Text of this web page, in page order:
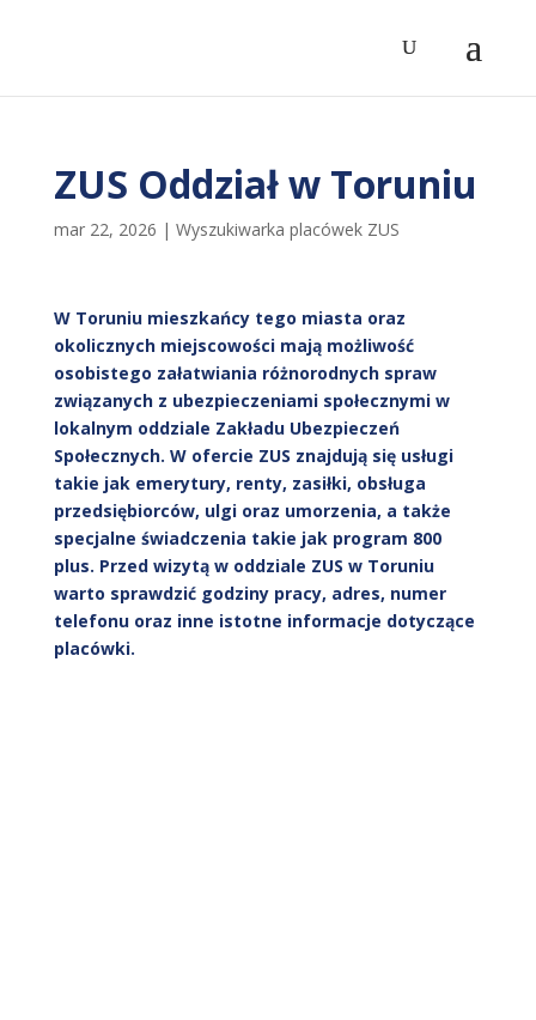
ZUS Oddział w Toruniu
mar 22, 2026 | Wyszukiwarka placówek ZUS
W Toruniu mieszkańcy tego miasta oraz
okolicznych miejscowości mają możliwość
osobistego załatwiania różnorodnych spraw
związanych z ubezpieczeniami społecznymi w
lokalnym oddziale Zakładu Ubezpieczeń
Społecznych. W ofercie ZUS znajdują się usługi
takie jak emerytury, renty, zasiłki, obsługa
przedsiębiorców, ulgi oraz umorzenia, a także
specjalne świadczenia takie jak program 800
plus. Przed wizytą w oddziale ZUS w Toruniu
warto sprawdzić godziny pracy, adres, numer
telefonu oraz inne istotne informacje dotyczące
placówki.